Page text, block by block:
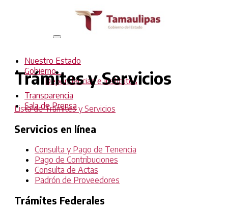
Interruptor
Navegación
Nuestro Estado
Gobierno
Dependencias e Institutos
Transparencia
Sala de Prensa
Trámites y Servicios
Lista de Trámites y Servicios
Servicios en línea
Consulta y Pago de Tenencia
Pago de Contribuciones
Consulta de Actas
Padrón de Proveedores
Trámites Federales